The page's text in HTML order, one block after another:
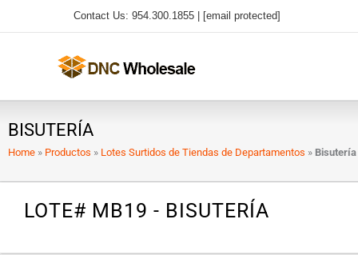
al
Contact Us: 954.300.1855 | [email protected]
BISUTERÍA
Home » Productos » Lotes Surtidos de Tiendas de Departamentos » Bisutería
LOTE# MB19 - BISUTERÍA